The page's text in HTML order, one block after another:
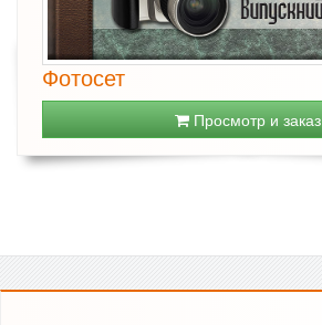
Фотосет
Просмотр и заказ